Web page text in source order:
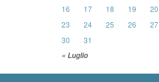
« Luglio
16
17 18 19 20
23
24 25 26 27
30
31